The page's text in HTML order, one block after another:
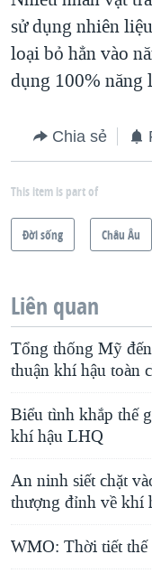
sử dụng nhiên
loại bỏ hẳn vào
dụng 100% năng
Chia sẻ
This item is part of
Ðời sống Châu Âu
Liên quan
Tổng thống Mỹ
thuận khí hậu toàn
Biểu tình khắp thế
khí hậu LHQ
An ninh siết chặt
thượng đỉnh về khí
WMO: Thời tiết thế